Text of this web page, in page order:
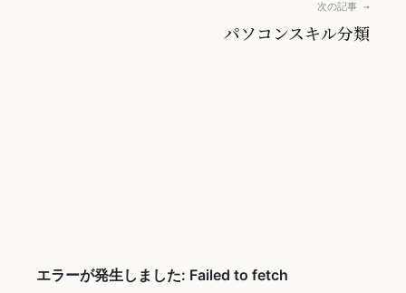
次の記事 →
パソコンスキル分類